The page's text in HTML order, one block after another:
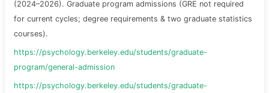
(2024–2026). Graduate program admissions (GRE not required
for current cycles; degree requirements & two graduate statistics
courses).
https://psychology.berkeley.edu/students/graduate-
program/general-admission
https://psychology.berkeley.edu/students/graduate-